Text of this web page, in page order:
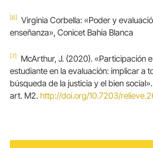
[6]
Virginia Corbella: «Poder y
enseñanza», Conicet Bahía Blanca
[7]
McArthur, J. (2020). «Participación
estudiante en la evaluación: implicar a
búsqueda de la justicia y el bien social».
art. M2. http://doi.org/10.7203/